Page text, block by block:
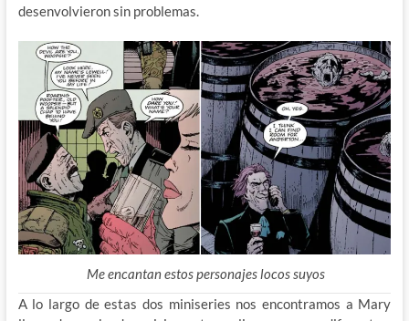
desenvolvieron sin problemas.
Me encantan estos personajes locos suyos
A lo largo de estas dos miniseries nos encontramos a Mary